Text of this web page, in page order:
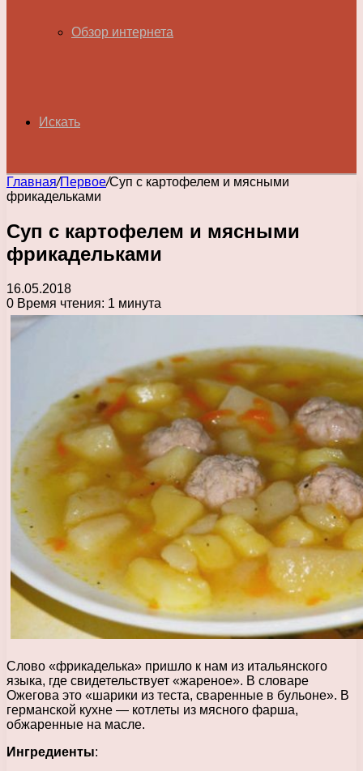
Обзор интернета
Искать
Главная/Первое/Суп с картофелем и мясными
фрикадельками
Суп с картофелем и мясными
фрикадельками
16.05.2018
0 Время чтения: 1 минута
Слово «фрикаделька» пришло к нам из итальянского
языка, где свидетельствует «жареное». В словаре
Ожегова это «шарики из теста, сваренные в бульоне». В
германской кухне — котлеты из мясного фарша,
обжаренные на масле.
Ингредиенты: